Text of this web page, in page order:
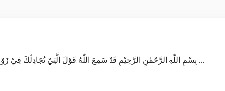
Surat Al Mujadilah بِسْمِ اللّٰهِ الرَّحْمٰنِ الرَّحِيْمِ قَدْ سَمِعَ اللّٰهُ قَوْلَ الَّتِيْ تُجَادِلُكَ فِيْ زَوْجِهَا وَتَشْتَكِيْٓ اِلَى اللّٰهِ ۖوَاللّٰهُ يَسْمَعُ …